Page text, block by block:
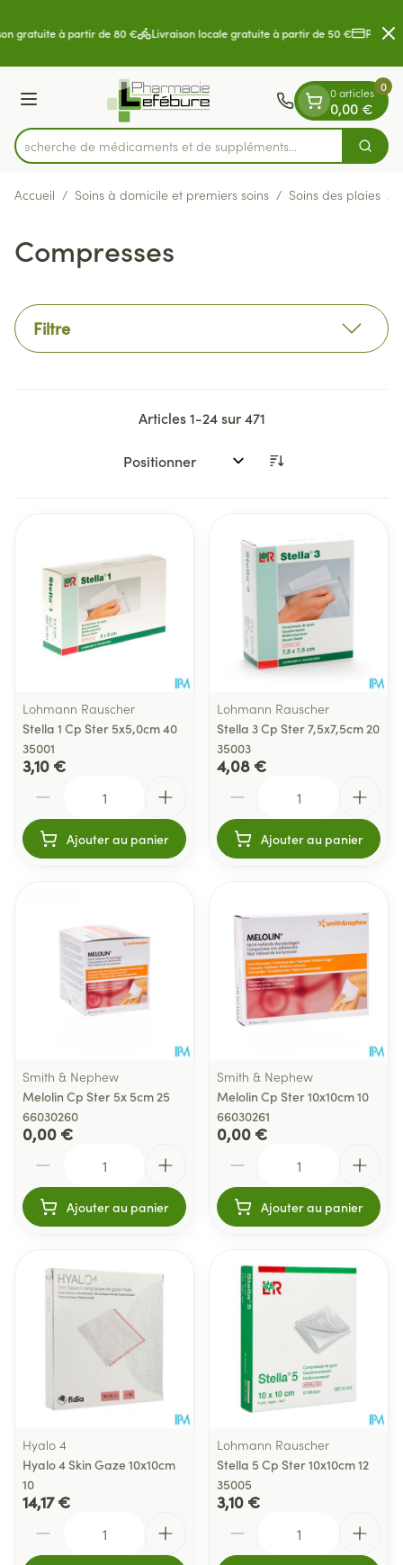
gratuite à partir de 80 € Livraison locale gratuite à partir de 50 €
Menu
Rechercher
Recherche de médicaments et de s
0 articles
0,00 €
0
Accueil / Soins à domicile et premiers soins / Soins des plaies /
Compresses
Filtre
Articles1-24sur471
Trier par:
Lohmann Rauscher
Stella 1 Cp Ster 5x5,0cm 40
35001
3,10 €
Ajouter au panier
Lohmann Rauscher
Stella 3 Cp Ster 7,5x7,5cm 20
35003
4,08 €
Ajouter au panier
Smith & Nephew
Melolin Cp Ster 5x 5cm 25
66030260
0,00 €
Ajouter au panier
Smith & Nephew
Melolin Cp Ster 10x10cm 10
66030261
0,00 €
Ajouter au panier
Hyalo 4
Hyalo 4 Skin Gaze 10x10cm
10
14,17 €
Lohmann Rauscher
Stella 5 Cp Ster 10x10cm 12
35005
3,10 €